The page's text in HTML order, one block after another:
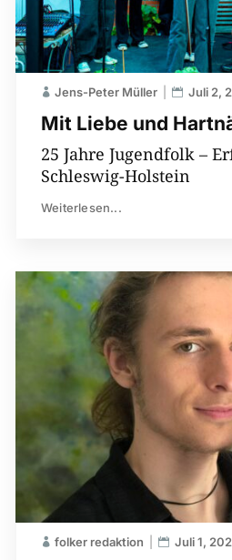
Mit Liebe und
Jens-Peter Müller Juli 2,
25 Jahre Jugendfolk –
Schleswig-Holstein
Weiterlesen...
folker redaktion Juli 1,